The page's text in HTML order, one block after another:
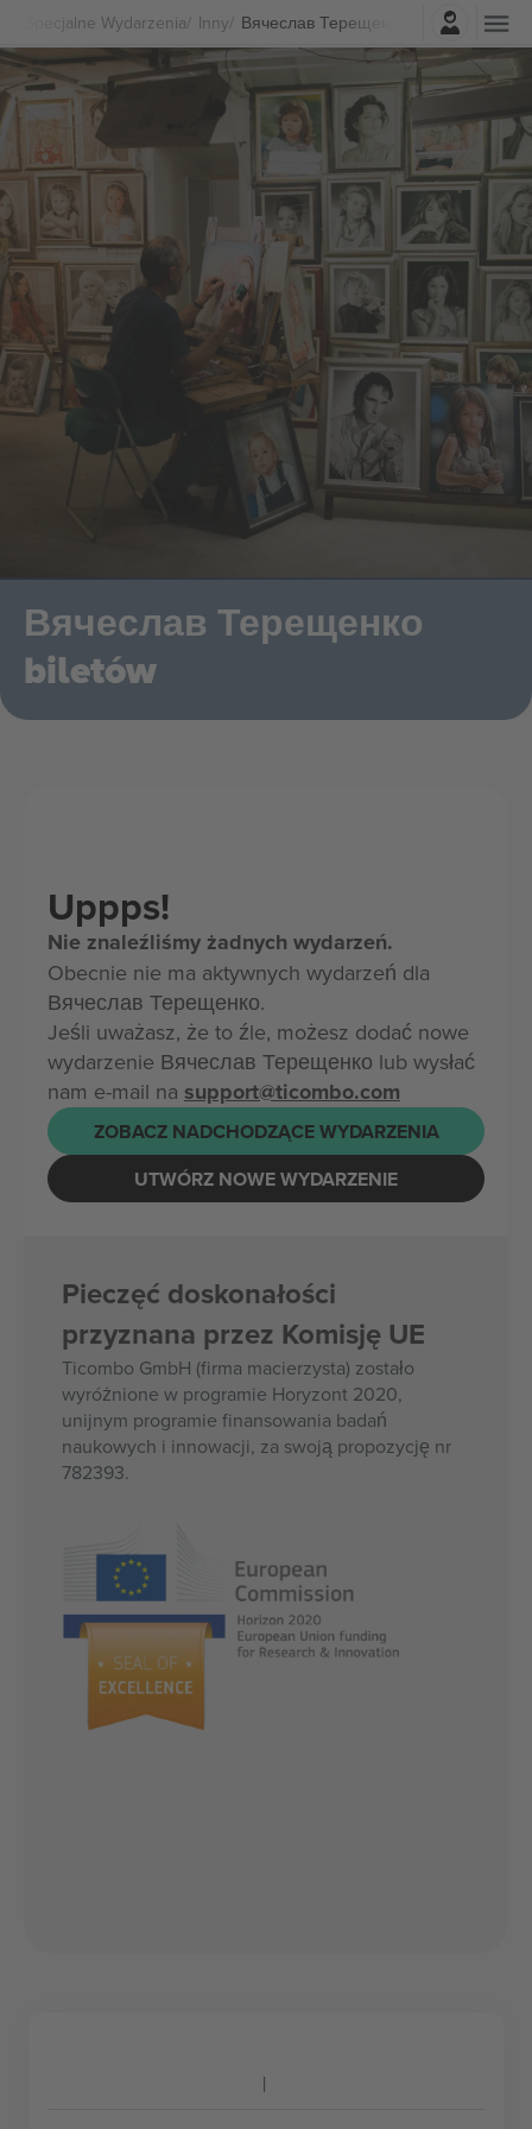
Specjalne Wydarzenia Inny Вячеслав Терещенко biletów
Zaloguj sie
Вячеслав Терещенко
biletów
Uppps!
Nie znaleźliśmy żadnych wydarzeń.
Obecnie nie ma aktywnych wydarzeń dla
Вячеслав Терещенко.
Jeśli uważasz, że to źle, możesz dodać nowe
wydarzenie Вячеслав Терещенко lub wysłać
nam e-mail na support@ticombo.com
ZOBACZ NADCHODZĄCE WYDARZENIA
UTWÓRZ NOWE WYDARZENIE
Pieczęć doskonałości
przyznana przez Komisję UE
Ticombo GmbH (firma macierzysta) zostało
wyróżnione w programie Horyzont 2020,
unijnym programie finansowania badań
naukowych i innowacji, za swoją propozycję nr
782393.